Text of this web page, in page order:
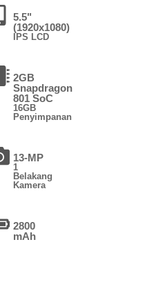
5.5"
(1920x1080)
IPS LCD
2GB
Snapdragon
801 SoC
16GB
Penyimpanan
13-MP
1
Belakang
Kamera
2800
mAh